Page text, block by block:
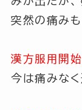
突然の痛みも
漢方服用開
今は痛みなく